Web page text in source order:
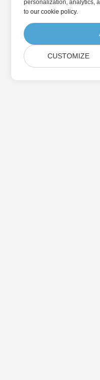
personalization, analytics,
toour cookie policy.
CUSTOMIZE